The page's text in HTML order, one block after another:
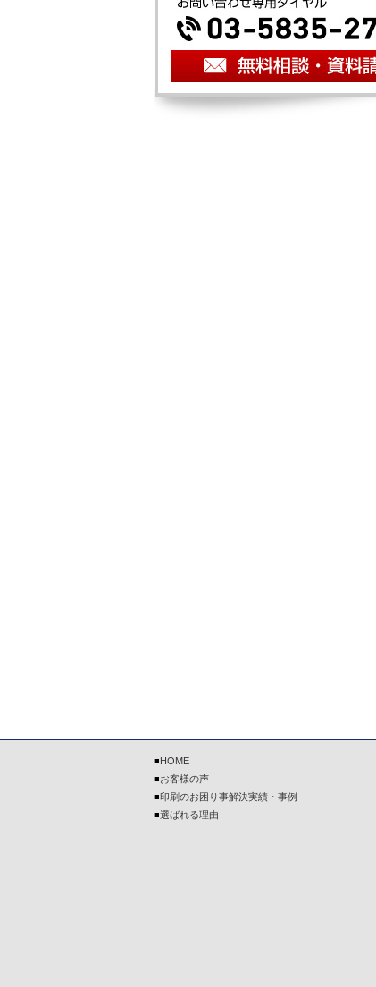
■HOME
■お客様の声
■印刷のお困り事解決実績・事例
■選ばれる理由